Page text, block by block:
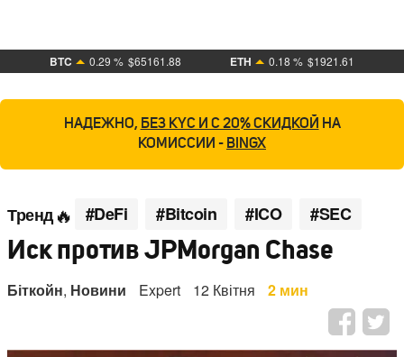
BTC 0.29 % $65161.88 ETH 0.18 % $1921.61
НАДЕЖНО, БЕЗ KYC И С 20% СКИДКОЙ НА
КОМИССИИ - BINGX
Тренд #DeFi #Bitcoin #ICO #SEC
Иск против JPMorgan Chase
Біткойн, Новини Expert 12 Квітня 2 мин